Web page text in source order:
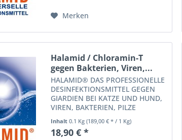
wird in der...
Merken
Halamid / Chloramin-T
gegen Bakterien, Viren,...
HALAMID® DAS PROFESSIONELLE
DESINFEKTIONSMITTEL GEGEN
GIARDIEN BEI KATZE UND HUND,
VIREN, BAKTERIEN, PILZE
Halamid® ist gegen alle
bekannten, gefährlichen
Inhalt0.1 Kg(189,00 € * / 1 Kg)
18,90 € *